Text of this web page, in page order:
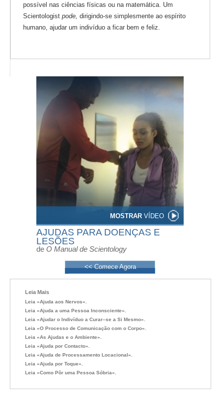
MOSTRAR VÍDEO
AJUDAS PARA DOENÇAS E
LESÕES
de O Manual de Scientology
<< Comece Agora
possível nas ciências físicas ou na matemática. Um
Scientologist pode, dirigindo-se simplesmente ao espírito
humano, ajudar um indivíduo a ficar bem e feliz.
Leia Mais
Leia «Ajuda aos Nervos».
Leia «Ajuda a uma Pessoa Inconsciente».
Leia «Ajudar o Indivíduo a Curar–se a Si Mesmo».
Leia «O Processo de Comunicação com o Corpo».
Leia «As Ajudas e o Ambiente».
Leia «Ajuda por Contacto».
Leia «Ajuda de Processamento Locacional».
Leia «Ajuda por Toque».
Leia «Como Pôr uma Pessoa Sóbria».